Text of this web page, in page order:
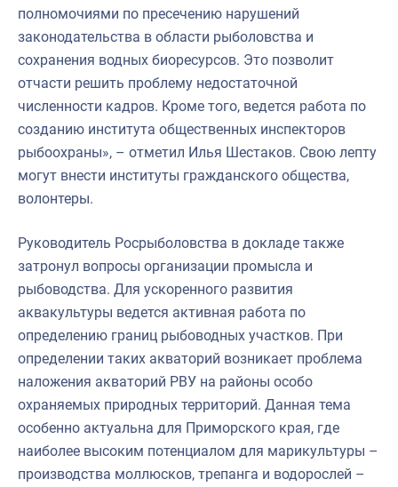
полномочиями по пресечению нарушений
законодательства в области рыболовства и
сохранения водных биоресурсов. Это позволит
отчасти решить проблему недостаточной
численности кадров. Кроме того, ведется работа по
созданию института общественных инспекторов
рыбоохраны», – отметил Илья Шестаков. Свою лепту
могут внести институты гражданского общества,
волонтеры.
Руководитель Росрыболовства в докладе также
затронул вопросы организации промысла и
рыбоводства. Для ускоренного развития
аквакультуры ведется активная работа по
определению границ рыбоводных участков. При
определении таких акваторий возникает проблема
наложения акваторий РВУ на районы особо
охраняемых природных территорий. Данная тема
особенно актуальна для Приморского края, где
наиболее высоким потенциалом для марикультуры –
производства моллюсков, трепанга и водорослей –